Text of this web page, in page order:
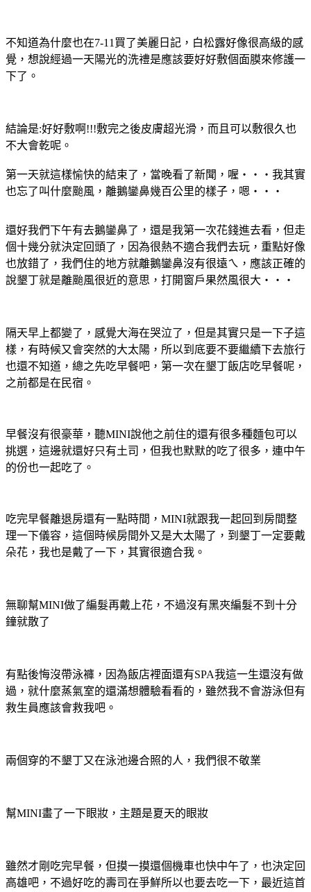
不知道為什麼也在7-11買了美麗日記，白松露好像很高級的感
覺，想說經過一天陽光的洗禮是應該要好好敷個面膜來修護一
下了。
結論是:好好敷啊!!!敷完之後皮膚超光滑，而且可以敷很久也
不大會乾呢。
第一天就這樣愉快的結束了，當晚看了新聞，喔‧‧‧我其實
也忘了叫什麼颱風，離鵝鑾鼻幾百公里的樣子，嗯‧‧‧
還好我們下午有去鵝鑾鼻了，還是我第一次花錢進去看，但走
個十幾分就決定回頭了，因為很熱不適合我們去玩，重點好像
也放錯了，我們住的地方就離鵝鑾鼻沒有很遠ㄟ，應該正確的
說墾丁就是離颱風很近的意思，打開窗戶果然風很大‧‧‧
隔天早上都變了，感覺大海在哭泣了，但是其實只是一下子這
樣，有時候又會突然的大太陽，所以到底要不要繼續下去旅行
也還不知道，總之先吃早餐吧，第一次在墾丁飯店吃早餐呢，
之前都是在民宿。
早餐沒有很豪華，聽MINI說他之前住的還有很多種麵包可以
挑選，這邊就還好只有土司，但我也默默的吃了很多，連中午
的份也一起吃了。
吃完早餐離退房還有一點時間，MINI就跟我一起回到房間整
理一下儀容，這個時候房間外又是大太陽了，到墾丁一定要戴
朵花，我也是戴了一下，其實很適合我。
無聊幫MINI做了編髮再戴上花，不過沒有黑夾編髮不到十分
鐘就散了
有點後悔沒帶泳褲，因為飯店裡面還有SPA我這一生還沒有做
過，就什麼蒸氣室的還滿想體驗看看的，雖然我不會游泳但有
救生員應該會救我吧。
兩個穿的不墾丁又在泳池邊合照的人，我們很不敬業
幫MINI畫了一下眼妝，主題是夏天的眼妝
雖然才剛吃完早餐，但摸一摸還個機車也快中午了，也決定回
高雄吧，不過好吃的壽司在爭鮮所以也要去吃一下，最近這首